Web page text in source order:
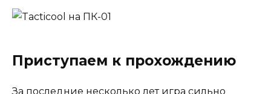
Приступаем к прохождению
За последние несколько лет игра сильно